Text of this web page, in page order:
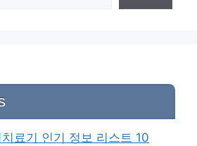
료기 인기 정보 리스트 10